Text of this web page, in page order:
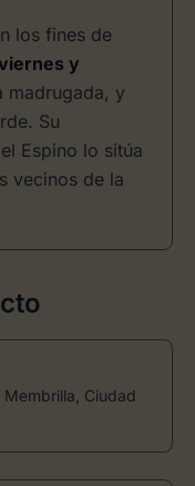
los fines de
y
madrugada, y
Su
Espino lo sitúa
vecinos de la
Membrilla, Ciudad